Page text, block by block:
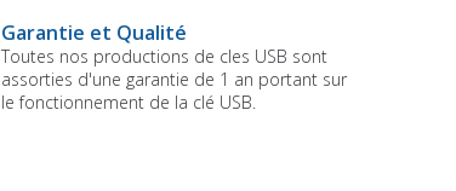
Garantie et Qualité
Toutes nos productions de cles USB sont
assorties d'une garantie de 1 an portant sur
le fonctionnement de la clé USB.